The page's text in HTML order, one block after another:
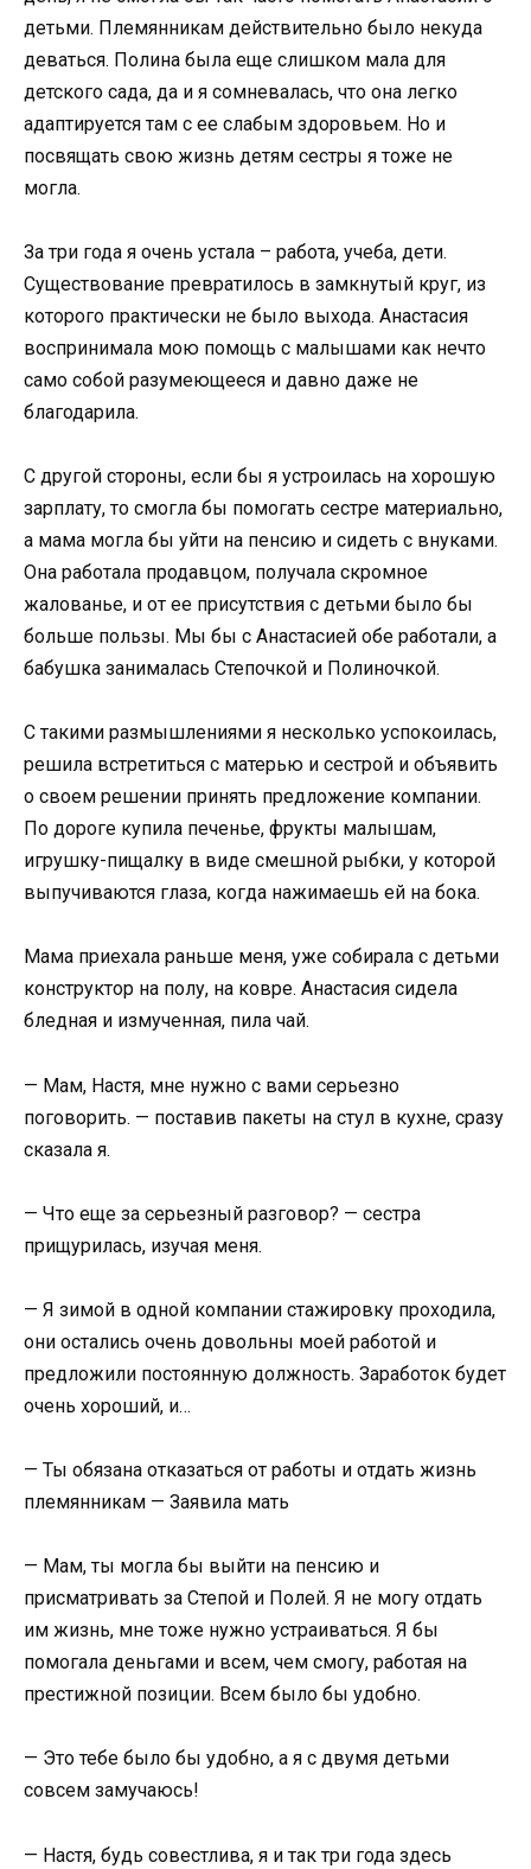
детьми. Племянникам действительно было некуда
деваться. Полина была еще слишком мала для
детского сада, да и я сомневалась, что она легко
адаптируется там с ее слабым здоровьем. Но и
посвящать свою жизнь детям сестры я тоже не
могла.
За три года я очень устала – работа, учеба, дети.
Существование превратилось в замкнутый круг, из
которого практически не было выхода. Анастасия
воспринимала мою помощь с малышами как нечто
само собой разумеющееся и давно даже не
благодарила.
С другой стороны, если бы я устроилась на хорошую
зарплату, то смогла бы помогать сестре материально,
а мама могла бы уйти на пенсию и сидеть с внуками.
Она работала продавцом, получала скромное
жалованье, и от ее присутствия с детьми было бы
больше пользы. Мы бы с Анастасией обе работали, а
бабушка занималась Степочкой и Полиночкой.
С такими размышлениями я несколько успокоилась,
решила встретиться с матерью и сестрой и объявить
о своем решении принять предложение компании.
По дороге купила печенье, фрукты малышам,
игрушку-пищалку в виде смешной рыбки, у которой
выпучиваются глаза, когда нажимаешь ей на бока.
Мама приехала раньше меня, уже собирала с детьми
конструктор на полу, на ковре. Анастасия сидела
бледная и измученная, пила чай.
— Мам, Настя, мне нужно с вами серьезно
поговорить. — поставив пакеты на стул в кухне, сразу
сказала я.
— Что еще за серьезный разговор? — сестра
прищурилась, изучая меня.
— Я зимой в одной компании стажировку проходила,
они остались очень довольны моей работой и
предложили постоянную должность. Заработок будет
очень хороший, и…
— Ты обязана отказаться от работы и отдать жизнь
племянникам — Заявила мать
— Мам, ты могла бы выйти на пенсию и
присматривать за Степой и Полей. Я не могу отдать
им жизнь, мне тоже нужно устраиваться. Я бы
помогала деньгами и всем, чем смогу, работая на
престижной позиции. Всем было бы удобно.
— Это тебе было бы удобно, а я с двумя детьми
совсем замучаюсь!
— Настя, будь совестлива, я и так три года здесь